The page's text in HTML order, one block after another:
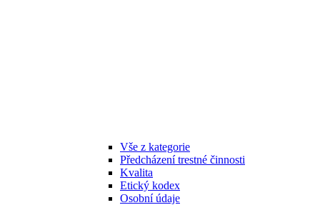
Vše z kategorie
Předcházení trestné činnosti
Kvalita
Etický kodex
Osobní údaje